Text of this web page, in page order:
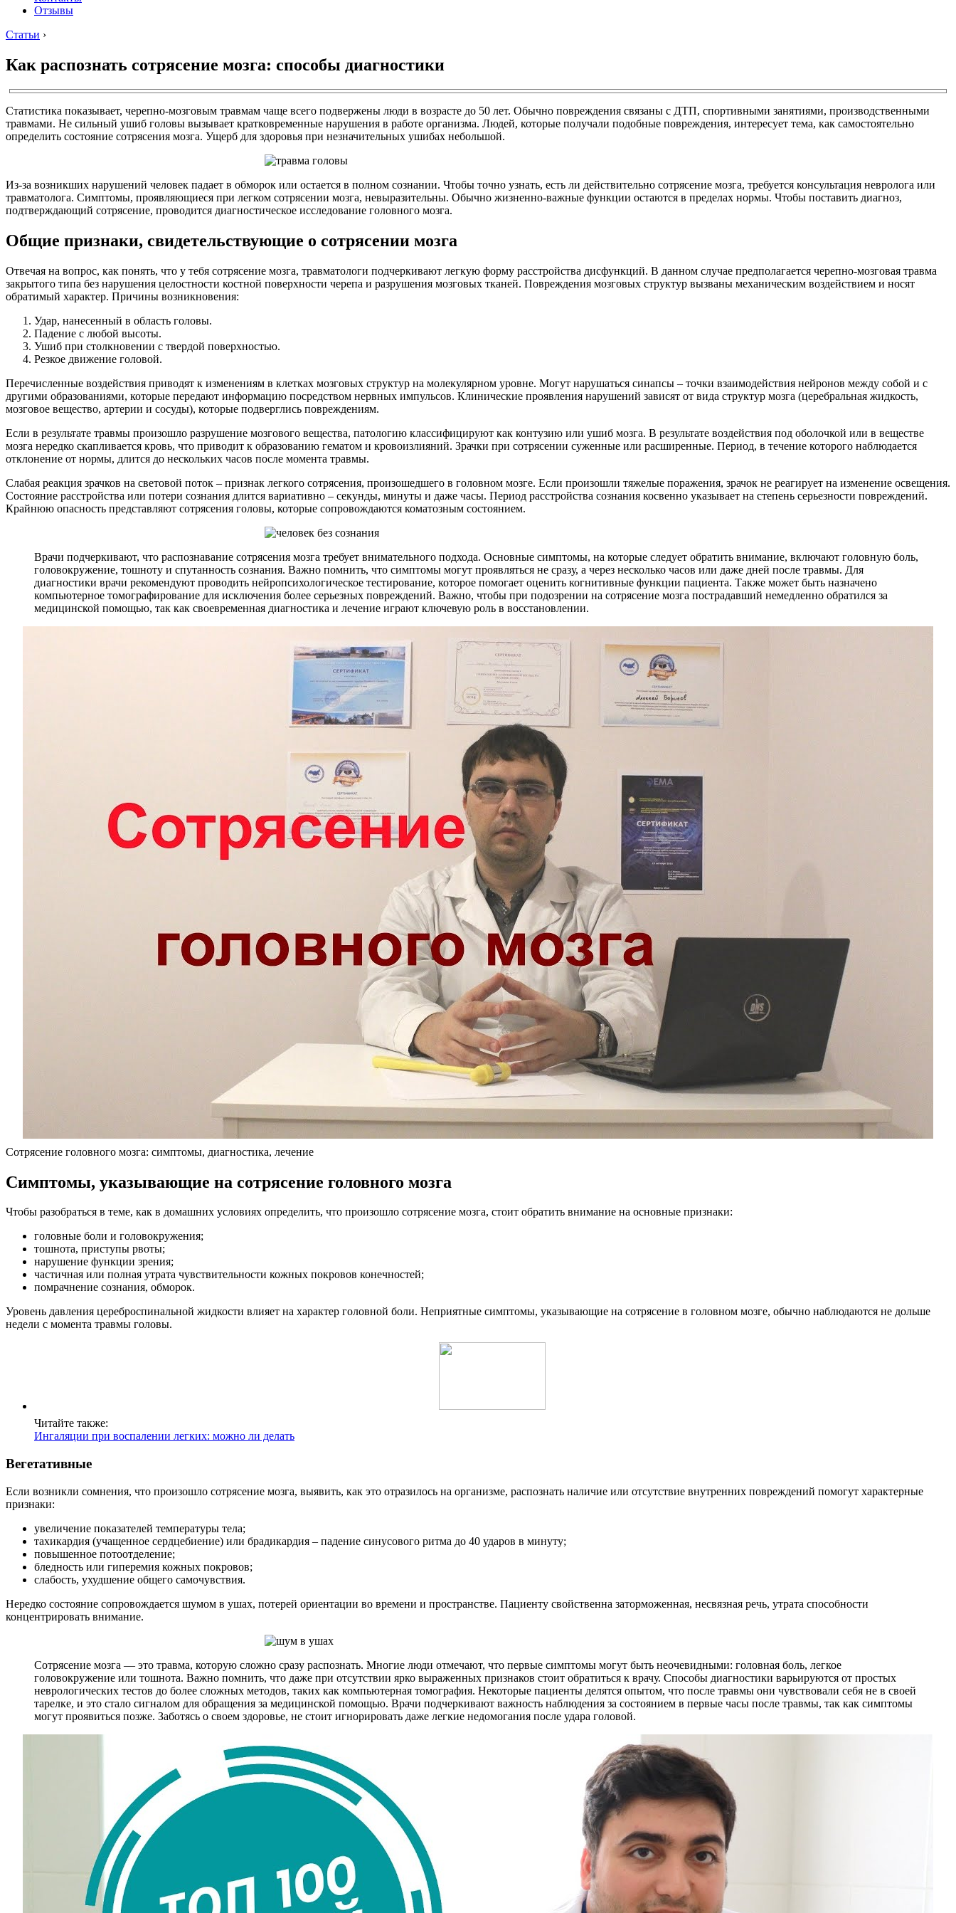
Отзывы
Статьи ›
Как распознать сотрясение мозга: способы диагностики
Статистика показывает, черепно-мозговым травмам чаще всего подвержены люди в возрасте до 50 лет. Обычно повреждения связаны с ДТП, спортивными занятиями, производственными
травмами. Не сильный ушиб головы вызывает кратковременные нарушения в работе организма. Людей, которые получали подобные повреждения, интересует тема, как самостоятельно
определить состояние сотрясения мозга. Ущерб для здоровья при незначительных ушибах небольшой.
Из-за возникших нарушений человек падает в обморок или остается в полном сознании. Чтобы точно узнать, есть ли действительно сотрясение мозга, требуется консультация невролога или
травматолога. Симптомы, проявляющиеся при легком сотрясении мозга, невыразительны. Обычно жизненно-важные функции остаются в пределах нормы. Чтобы поставить диагноз,
подтверждающий сотрясение, проводится диагностическое исследование головного мозга.
Общие признаки, свидетельствующие о сотрясении мозга
Отвечая на вопрос, как понять, что у тебя сотрясение мозга, травматологи подчеркивают легкую форму расстройства дисфункций. В данном случае предполагается черепно-мозговая травма
закрытого типа без нарушения целостности костной поверхности черепа и разрушения мозговых тканей. Повреждения мозговых структур вызваны механическим воздействием и носят
обратимый характер. Причины возникновения:
Удар, нанесенный в область головы.
Падение с любой высоты.
Ушиб при столкновении с твердой поверхностью.
Резкое движение головой.
Перечисленные воздействия приводят к изменениям в клетках мозговых структур на молекулярном уровне. Могут нарушаться синапсы – точки взаимодействия нейронов между собой и с
другими образованиями, которые передают информацию посредством нервных импульсов. Клинические проявления нарушений зависят от вида структур мозга (церебральная жидкость,
мозговое вещество, артерии и сосуды), которые подверглись повреждениям.
Если в результате травмы произошло разрушение мозгового вещества, патологию классифицируют как контузию или ушиб мозга. В результате воздействия под оболочкой или в веществе
мозга нередко скапливается кровь, что приводит к образованию гематом и кровоизлияний. Зрачки при сотрясении суженные или расширенные. Период, в течение которого наблюдается
отклонение от нормы, длится до нескольких часов после момента травмы.
Слабая реакция зрачков на световой поток – признак легкого сотрясения, произошедшего в головном мозге. Если произошли тяжелые поражения, зрачок не реагирует на изменение освещения.
Состояние расстройства или потери сознания длится вариативно – секунды, минуты и даже часы. Период расстройства сознания косвенно указывает на степень серьезности повреждений.
Крайнюю опасность представляют сотрясения головы, которые сопровождаются коматозным состоянием.
Врачи подчеркивают, что распознавание сотрясения мозга требует внимательного подхода. Основные симптомы, на которые следует обратить внимание, включают головную боль,
головокружение, тошноту и спутанность сознания. Важно помнить, что симптомы могут проявляться не сразу, а через несколько часов или даже дней после травмы. Для
диагностики врачи рекомендуют проводить нейропсихологическое тестирование, которое помогает оценить когнитивные функции пациента. Также может быть назначено
компьютерное томографирование для исключения более серьезных повреждений. Важно, чтобы при подозрении на сотрясение мозга пострадавший немедленно обратился за
медицинской помощью, так как своевременная диагностика и лечение играют ключевую роль в восстановлении.
Сотрясение головного мозга: симптомы, диагностика, лечение
Симптомы, указывающие на сотрясение головного мозга
Чтобы разобраться в теме, как в домашних условиях определить, что произошло сотрясение мозга, стоит обратить внимание на основные признаки:
головные боли и головокружения;
тошнота, приступы рвоты;
нарушение функции зрения;
частичная или полная утрата чувствительности кожных покровов конечностей;
помрачнение сознания, обморок.
Уровень давления цереброспинальной жидкости влияет на характер головной боли. Неприятные симптомы, указывающие на сотрясение в головном мозге, обычно наблюдаются не дольше
недели с момента травмы головы.
Читайте также:
Ингаляции при воспалении легких: можно ли делать
Вегетативные
Если возникли сомнения, что произошло сотрясение мозга, выявить, как это отразилось на организме, распознать наличие или отсутствие внутренних повреждений помогут характерные
признаки:
увеличение показателей температуры тела;
тахикардия (учащенное сердцебиение) или брадикардия – падение синусового ритма до 40 ударов в минуту;
повышенное потоотделение;
бледность или гиперемия кожных покровов;
слабость, ухудшение общего самочувствия.
Нередко состояние сопровождается шумом в ушах, потерей ориентации во времени и пространстве. Пациенту свойственна заторможенная, несвязная речь, утрата способности
концентрировать внимание.
Сотрясение мозга — это травма, которую сложно сразу распознать. Многие люди отмечают, что первые симптомы могут быть неочевидными: головная боль, легкое
головокружение или тошнота. Важно помнить, что даже при отсутствии ярко выраженных признаков стоит обратиться к врачу. Способы диагностики варьируются от простых
неврологических тестов до более сложных методов, таких как компьютерная томография. Некоторые пациенты делятся опытом, что после травмы они чувствовали себя не в своей
тарелке, и это стало сигналом для обращения за медицинской помощью. Врачи подчеркивают важность наблюдения за состоянием в первые часы после травмы, так как симптомы
могут проявиться позже. Заботясь о своем здоровье, не стоит игнорировать даже легкие недомогания после удара головой.